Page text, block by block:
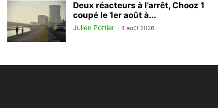
Deux réacteurs à l’arrêt, Chooz 1
coupé le 1er août à...
Julien Pottier - 4 août 2026